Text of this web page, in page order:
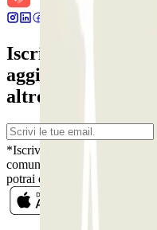
Iscriviti alla
aggiornato su
altre sorprese.
*Iscrivendoti, accetti la
comunicazioni commerciali
potrai disiscriverti quando